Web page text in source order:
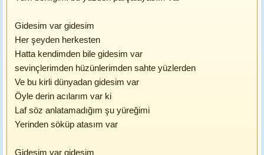
Gidesim var gidesim
Her şeyden herkesten
Hatta kendimden bile gidesim var
sevinçlerimden hüzünlerimden sahte yüzlerden
Ve bu kirli dünyadan gidesim var
Öyle derin acılarım var ki
Laf söz anlatamadığım şu yüreğimi
Yerinden söküp atasım var
Gidesim var gidesim